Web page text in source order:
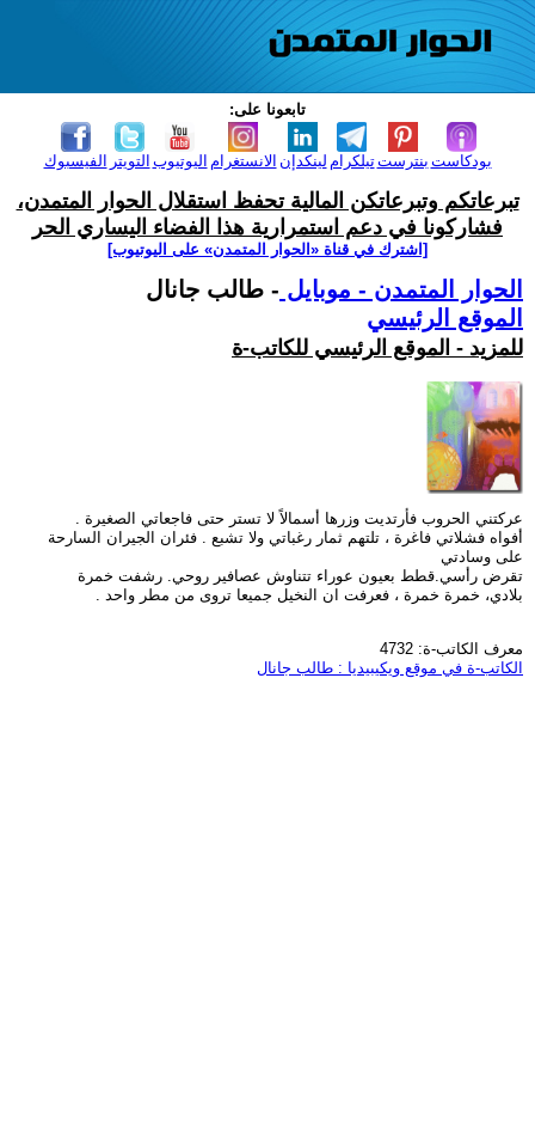
تابعونا على:
الفيسبوك التويتر اليوتيوب الانستغرام لينكدإن تيلكرامبنترست بودكاست
تبرعاتكم وتبرعاتكن المالية تحفظ استقلال الحوار المتمدن،
فشاركونا في دعم استمرارية هذا الفضاء اليساري الحر
[اشترك في قناة ‫«الحوار المتمدن» على اليوتيوب]
الحوار المتمدن - موبايل - طالب جانال
الموقع الرئيسي
للمزيد - الموقع الرئيسي للكاتب-ة
عركتني الحروب فأرتديت وزرها أسمالاً لا تستر حتى فاجعاتي الصغيرة .
أفواه فشلاتي فاغرة ، تلتهم ثمار رغباتي ولا تشبع . فئران الجيران السارحة
على وسادتي
تقرض رأسي.قطط بعيون عوراء تتناوش عصافير روحي. رشفت خمرة
بلادي، خمرة خمرة ، فعرفت ان النخيل جميعا تروى من مطر واحد .
معرف الكاتب-ة: 4732
الكاتب-ة في موقع ويكيبيديا : طالب جانال